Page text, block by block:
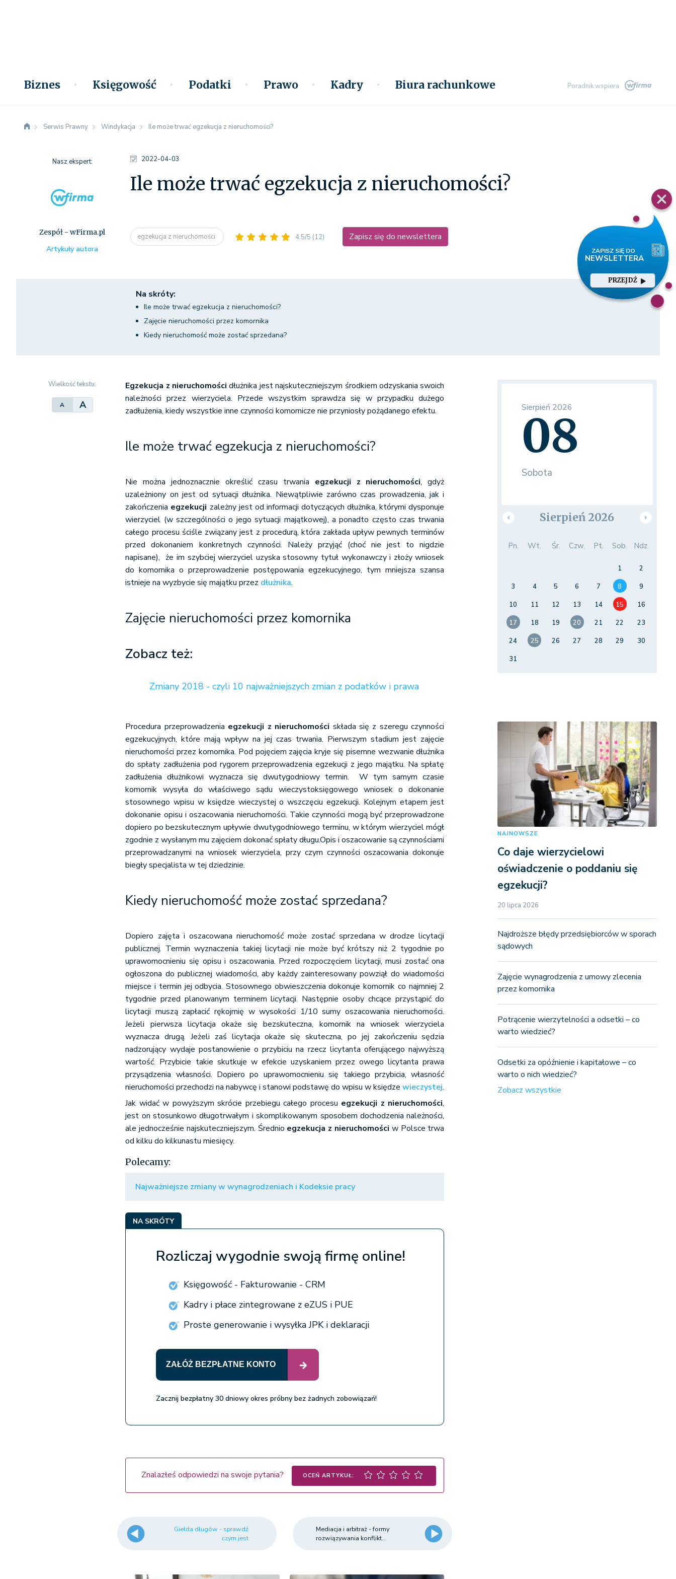
Biznes Księgowość Podatki Prawo Kadry Biura rachunkowe Poradnik wspiera
PRZEJDŹ
Serwis Prawny Windykacja Ile może trwać egzekucja z nieruchomości?
2022-04-03
Ile może trwać egzekucja z nieruchomości?
egzekucja z nieruchomości 4.5/5 (12) Zapisz się do newslettera
Nasz ekspert:
Zespół - wFirma.pl
Artykuły autora
Na skróty:
Ile może trwać egzekucja z nieruchomości?
Zajęcie nieruchomości przez komornika
Kiedy nieruchomość może zostać sprzedana?
Wielkość tekstu:
A A
Egzekucja z nieruchomości dłużnika jest najskuteczniejszym środkiem odzyskania swoich
należności przez wierzyciela. Przede wszystkim sprawdza się w przypadku dużego
zadłużenia, kiedy wszystkie inne czynności komornicze nie przyniosły pożądanego efektu.
Ile może trwać egzekucja z nieruchomości?
Nie można jednoznacznie określić czasu trwania egzekucji z nieruchomości, gdyż
uzależniony on jest od sytuacji dłużnika. Niewątpliwie zarówno czas prowadzenia, jak i
zakończenia egzekucji zależny jest od informacji dotyczących dłużnika, którymi dysponuje
wierzyciel (w szczególności o jego sytuacji majątkowej), a ponadto często czas trwania
całego procesu ściśle związany jest z procedurą, która zakłada upływ pewnych terminów
przed dokonaniem konkretnych czynności. Należy przyjąć (choć nie jest to nigdzie
napisane), że im szybciej wierzyciel uzyska stosowny tytuł wykonawczy i złoży wniosek
do komornika o przeprowadzenie postępowania egzekucyjnego, tym mniejsza szansa
istnieje na wyzbycie się majątku przez dłużnika.
Zajęcie nieruchomości przez komornika
Zobacz też:
Zmiany 2018 - czyli 10 najważniejszych zmian z podatków i prawa
Procedura przeprowadzenia egzekucji z nieruchomości składa się z szeregu czynności
egzekucyjnych, które mają wpływ na jej czas trwania. Pierwszym stadium jest zajęcie
nieruchomości przez komornika. Pod pojęciem zajęcia kryje się pisemne wezwanie dłużnika
do spłaty zadłużenia pod rygorem przeprowadzenia egzekucji z jego majątku. Na spłatę
zadłużenia dłużnikowi wyznacza się dwutygodniowy termin. W tym samym czasie
komornik wysyła do właściwego sądu wieczystoksięgowego wniosek o dokonanie
stosownego wpisu w księdze wieczystej o wszczęciu egzekucji. Kolejnym etapem jest
dokonanie opisu i oszacowania nieruchomości. Takie czynności mogą być przeprowadzone
dopiero po bezskutecznym upływie dwutygodniowego terminu, w którym wierzyciel mógł
zgodnie z wysłanym mu zajęciem dokonać spłaty długu.Opis i oszacowanie są czynnościami
przeprowadzanymi na wniosek wierzyciela, przy czym czynności oszacowania dokonuje
biegły specjalista w tej dziedzinie.
Kiedy nieruchomość może zostać sprzedana?
Dopiero zajęta i oszacowana nieruchomość może zostać sprzedana w drodze licytacji
publicznej. Termin wyznaczenia takiej licytacji nie może być krótszy niż 2 tygodnie po
uprawomocnieniu się opisu i oszacowania. Przed rozpoczęciem licytacji, musi zostać ona
ogłoszona do publicznej wiadomości, aby każdy zainteresowany powziął do wiadomości
miejsce i termin jej odbycia. Stosownego obwieszczenia dokonuje komornik co najmniej 2
tygodnie przed planowanym terminem licytacji. Następnie osoby chcące przystąpić do
licytacji muszą zapłacić rękojmię w wysokości 1/10 sumy oszacowania nieruchomości.
Jeżeli pierwsza licytacja okaże się bezskuteczna, komornik na wniosek wierzyciela
wyznacza drugą. Jeżeli zaś licytacja okaże się skuteczna, po jej zakończeniu sędzia
nadzorujący wydaje postanowienie o przybiciu na rzecz licytanta oferującego najwyższą
wartość. Przybicie takie skutkuje w efekcie uzyskaniem przez owego licytanta prawa
przysądzenia własności. Dopiero po uprawomocnieniu się takiego przybicia, własność
nieruchomości przechodzi na nabywcę i stanowi podstawę do wpisu w księdzewieczystej.
Jak widać w powyższym skrócie przebiegu całego procesu egzekucji z nieruchomości,
jest on stosunkowo długotrwałym i skomplikowanym sposobem dochodzenia należności,
ale jednocześnie najskuteczniejszym. Średnio egzekucja z nieruchomości w Polsce trwa
od kilku do kilkunastu miesięcy.
Polecamy:
Najważniejsze zmiany w wynagrodzeniach i Kodeksie pracy
NA SKRÓTY
Rozliczaj wygodnie swoją firmę online!
Księgowość - Fakturowanie - CRM
Kadry i płace zintegrowane z eZUS i PUE
Proste generowanie i wysyłka JPK i deklaracji
ZAŁÓŻ BEZPŁATNE KONTO
Zacznij bezpłatny 30 dniowy okres próbny bez żadnych zobowiązań!
Znalazłeś odpowiedzi na swoje pytania? OCEŃ ARTYKUŁ:
Giełda długów - sprawdź
czym jest
Mediacja i arbitraż - formy
rozwiązywania konflikt...
Sierpień 2026
08
Sobota
Sierpień 2026
Pn. Wt. Śr. Czw. Pt. Sob. Ndz.
1
2
3
4 5 6 7 8
9
10
11 12 13 14 15
16
17
18 19 20 21 22
23
24
25 26 27 28 29
30
31
NAJNOWSZE
Co daje wierzycielowi
oświadczenie o poddaniu się
egzekucji?
20 lipca 2026
Najdroższe błędy przedsiębiorców w sporach
sądowych
Zajęcie wynagrodzenia z umowy zlecenia
przez komornika
Potrącenie wierzytelności a odsetki – co
warto wiedzieć?
Odsetki za opóźnienie i kapitałowe – co
warto o nich wiedzieć?
Zobacz wszystkie